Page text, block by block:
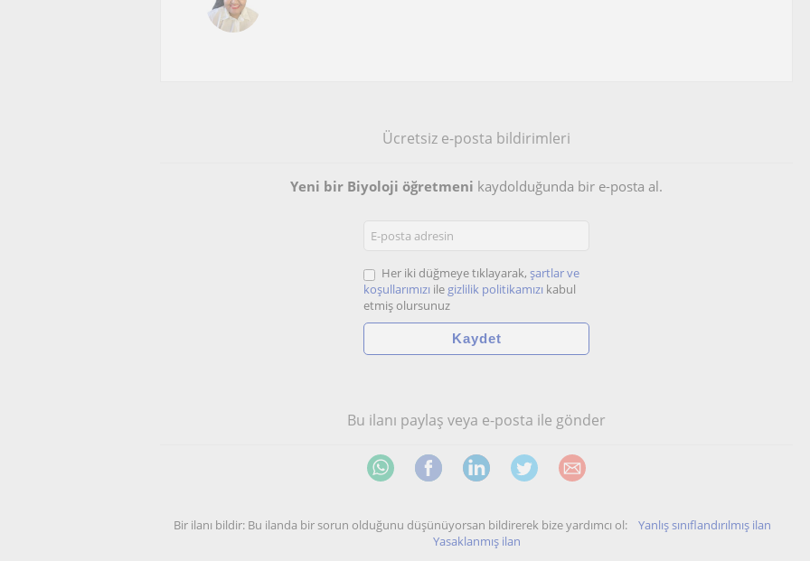
Ücretsiz e-posta bildirimleri
Yeni bir Biyoloji öğretmeni kaydolduğunda bir e-posta al.
Her iki düğmeye tıklayarak, şartlar ve
koşullarımızı ile gizlilik politikamızı kabul
etmiş olursunuz
Bu ilanı paylaş veya e-posta ile gönder
Bir ilanı bildir: Bu ilanda bir sorun olduğunu düşünüyorsan bildirerek bize yardımcı ol: Yanlış sınıflandırılmış ilan
Yasaklanmış ilan